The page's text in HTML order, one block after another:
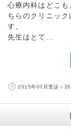
心療内科はどこも
ちらのクリニッ
す。
先生はとて...
2015年07月受診 /